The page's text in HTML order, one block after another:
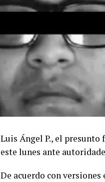
Luis Ángel P., el
este lunes ante
De acuerdo con